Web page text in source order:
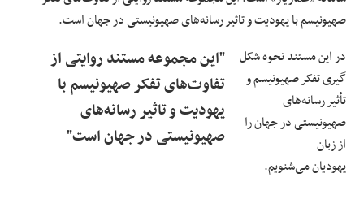
صهیونیسم با یهودیت و تاثیر رسانه‌های صهیونیستی در جهان است.
"این مجموعه مستند روایتی از
تفاوت‌های تفکر صهیونیسم با
یهودیت و تاثیر رسانه‌های
صهیونیستی در جهان است"
در این مستند نحوه شکل
گیری تفکر صهیونیسم و
تأثیر رسانه‌های
صهیونیستی در جهان را
از زبان
یهودیان می‌شنویم.